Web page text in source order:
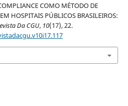
COMO MÉTODO DE
HOSPITAIS PÚBLICOS BRASILEIROS:
Da CGU, 10(17), 22.